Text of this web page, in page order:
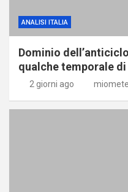
ANALISI ITALIA
Dominio
qualche temporale
2 giorni ago